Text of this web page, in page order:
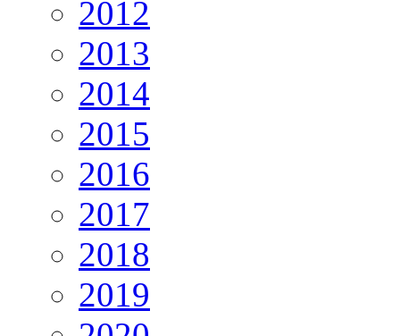
2012
2013
2014
2015
2016
2017
2018
2019